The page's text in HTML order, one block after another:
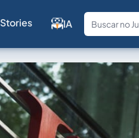
Stories IA